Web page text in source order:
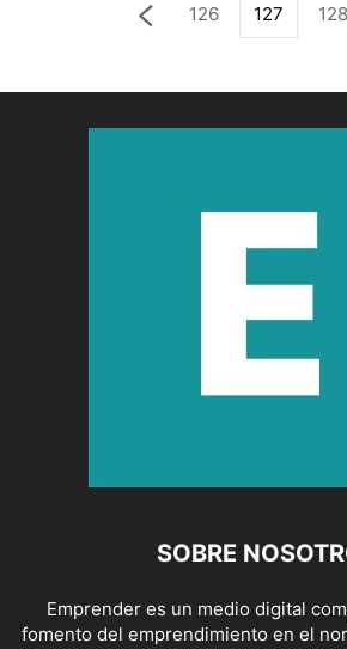
126 127 128
SOBRE
Emprender es un medio digital
fomento del emprendimiento en el